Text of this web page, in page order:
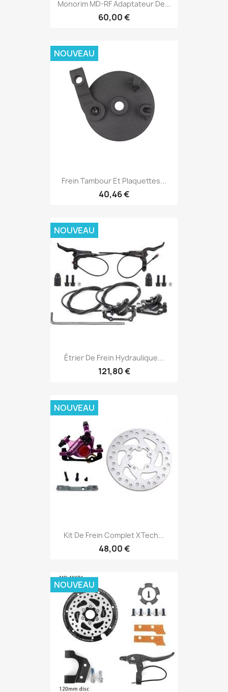
Monorim MD-RF Adaptateur De...
60,00 €
Frein Tambour Et Plaquettes...
40,46 €
NOUVEAU
Étrier De Frein Hydraulique...
121,80 €
NOUVEAU
Kit De Frein Complet XTech...
48,00 €
NOUVEAU
NOUVEAU